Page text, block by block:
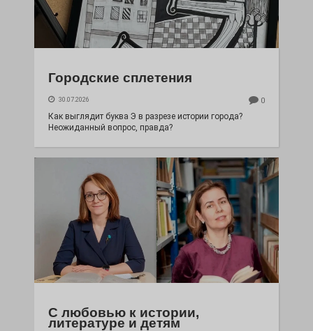
Городские сплетения
30.07.2026 0
Как выглядит буква Э в разрезе истории города?
Неожиданный вопрос, правда?
С любовью к истории,
литературе и детям